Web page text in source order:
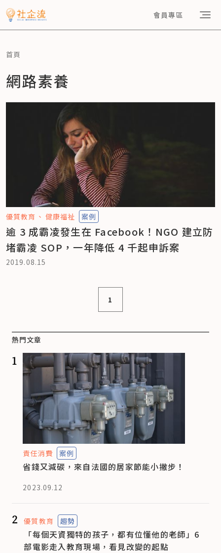
會員專區
首頁
網路素養
優質教育 健康福祉 案例
逾 3 成霸凌發生在 Facebook！NGO 建立防
堵霸凌 SOP，一年降低 4 千起申訴案
2019.08.15
1
熱門文章
1
責任消費 案例
省錢又減碳，來自法國的居家節能小撇步！
2023.09.12
2 優質教育 趨勢
「每個天資獨特的孩子，都有位懂他的老師」6
部電影走入教育現場，看見改變的起點